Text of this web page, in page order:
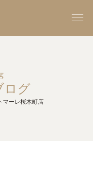
ログ
マーレ桜木町店